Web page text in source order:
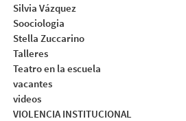
Silvia Vázquez
Soociologia
Stella Zuccarino
Talleres
Teatro en la escuela
vacantes
videos
VIOLENCIA INSTITUCIONAL